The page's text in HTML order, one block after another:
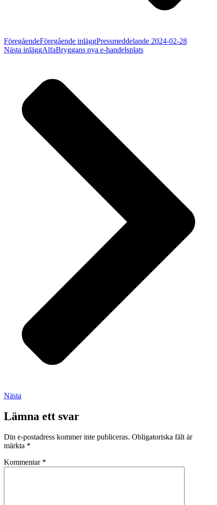
FöregåendeFöregående inläggPressmeddelande 2024-02-28
Nästa inläggAlfaBryggans nya e-handelsplats
Nästa
Lämna ett svar
Din e-postadress kommer inte publiceras. Obligatoriska fält är
märkta *
Kommentar *